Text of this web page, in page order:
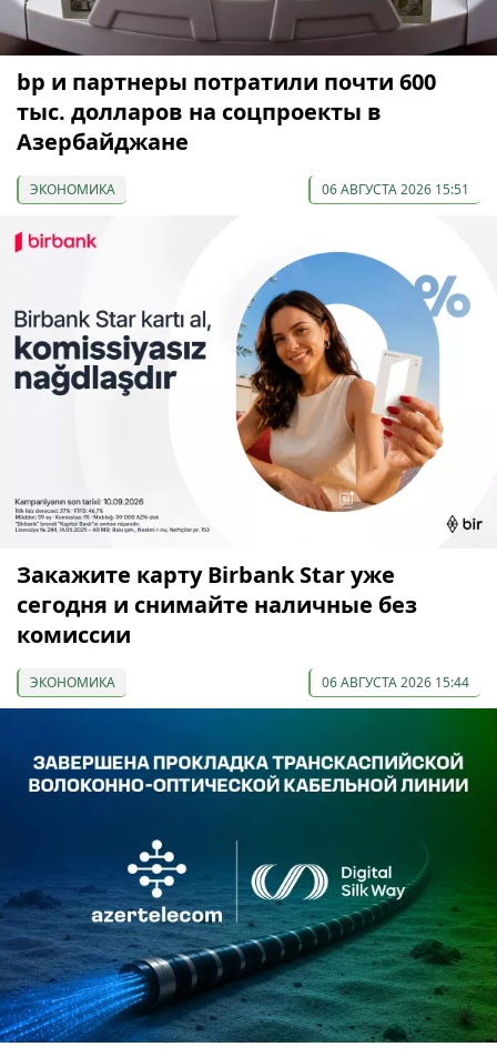
bp и партнеры потратили почти 600
тыс. долларов на соцпроекты в
Азербайджане
ЭКОНОМИКА 06 АВГУСТА 2026 15:51
Закажите карту Birbank Star уже
сегодня и снимайте наличные без
комиссии
ЭКОНОМИКА 06 АВГУСТА 2026 15:44